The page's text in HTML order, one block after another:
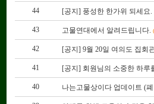
44 [공지] 풍성한 한가위 되세요.
43 고물연대에서 알려드립니다.
42 [공지] 9월 20일 여의도 집회
41 [공지] 회원님의 소중한 하루
40 나는고물상이다 업데이트 (